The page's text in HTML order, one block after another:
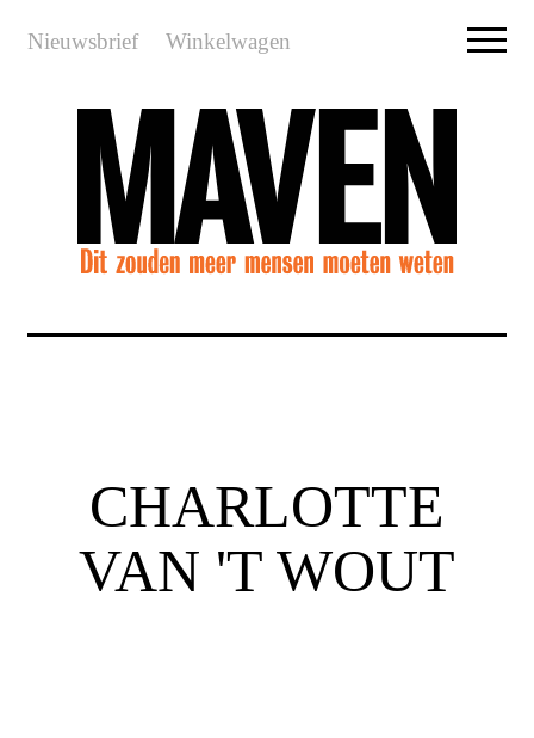
Nieuwsbrief Winkelwagen
CHARLOTTE
VAN 'T WOUT